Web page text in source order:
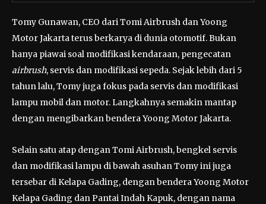
Tomy Gunawan, CEO dari Tomi Airbrush dan Yoong
Motor Jakarta terus berkarya di dunia otomotif. Bukan
hanya piawai soal modifikasi kendaraan, pengecatan
airbrush, servis dan modifikasi sepeda. Sejak lebih dari 5
tahun lalu, Tomy juga fokus pada servis dan modifikasi
lampu mobil dan motor. Langkahnya semakin mantap
dengan mengibarkan bendera Yoong Motor Jakarta.
Selain satu atap dengan Tomi Airbrush, bengkel servis
dan modifikasi lampu di bawah asuhan Tomy ini juga
tersebar di Kelapa Gading, dengan bendera Yoong Motor
Kelapa Gading dan Pantai Indah Kapuk, dengan nama